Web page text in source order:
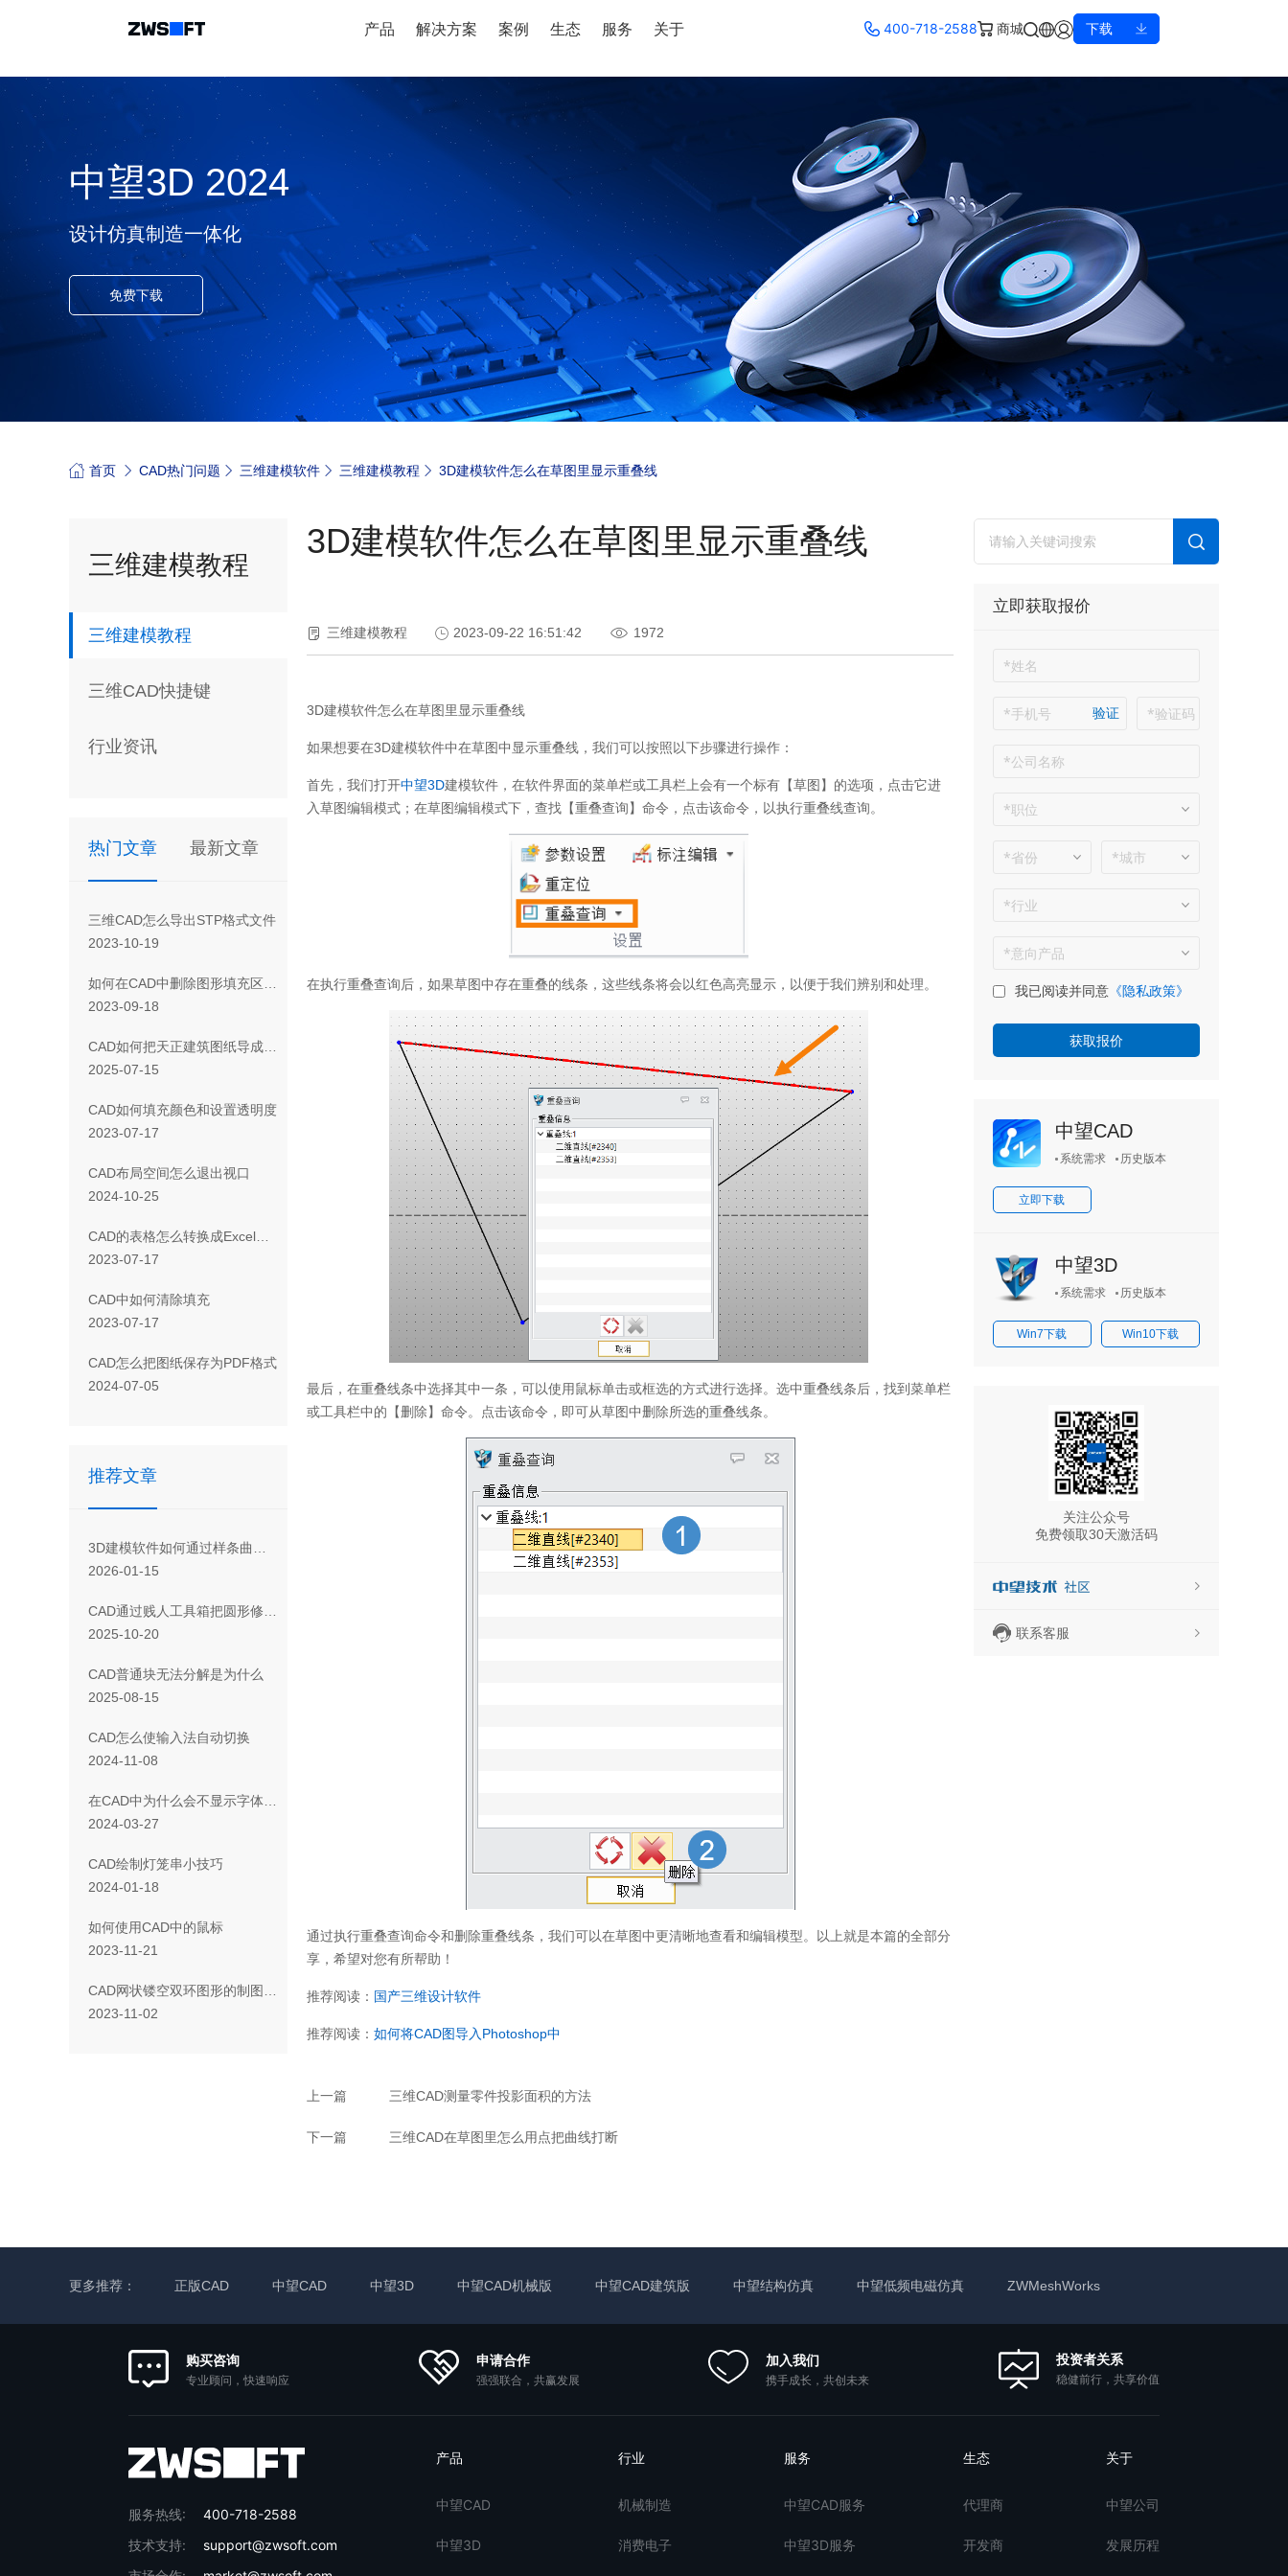
产品 解决方案 案例 生态 服务 关于 400-718-2588 商城 下载
中望3D 2024
设计仿真制造一体化
免费下载
首页 CAD热门问题 三维建模软件 三维建模教程 3D建模软件怎么在草图里显示重叠线
三维建模教程
三维建模教程
三维CAD快捷键
行业资讯
热门文章 最新文章
三维CAD怎么导出STP格式文件
2023-10-19
如何在CAD中删除图形填充区域的一部分
2023-09-18
CAD如何把天正建筑图纸导成天正T3/T8/T9格式版本
2025-07-15
CAD如何填充颜色和设置透明度
2023-07-17
CAD布局空间怎么退出视口
2024-10-25
CAD 的表格怎么转换成Excel表格
2023-07-17
CAD 中如何清除填充
2023-07-17
CAD怎么把图纸保存为PDF格式
2024-07-05
推荐文章
3D建模软件如何通过样条曲线完成局部剖
2026-01-15
CAD通过贱人工具箱把圆形修改为椭圆 的方法
2025-10-20
CAD普通块无法分解是为什么
2025-08-15
CAD怎么使输入法自动切换
2024-11-08
在CAD中为什么会不显示字体布局
2024-03-27
CAD绘制灯笼串小技巧
2024-01-18
如何使用CAD中的鼠标
2023-11-21
CAD网状镂空双环图形的制图方法
2023-11-02
3D建模软件怎么在草图里显示重叠线
三维建模教程 2023-09-22 16:51:42 1972
3D建模软件怎么在草图里显示重叠线
如果想要在3D建模软件中在草图中显示重叠线，我们可以按照以下步骤进行操作：
首先，我们打开中望3D建模软件，在软件界面的菜单栏或工具栏上会有一个标有【草图】的选项，点击它进
入草图编辑模式；在草图编辑模式下，查找【重叠查询】命令，点击该命令，以执行重叠线查询。
在执行重叠查询后，如果草图中存在重叠的线条，这些线条将会以红色高亮显示，以便于我们辨别和处理。
最后，在重叠线条中选择其中一条，可以使用鼠标单击或框选的方式进行选择。选中重叠线条后，找到菜单栏
或工具栏中的【删除】命令。点击该命令，即可从草图中删除所选的重叠线条。
通过执行重叠查询命令和删除重叠线条，我们可以在草图中更清晰地查看和编辑模型。以上就是本篇的全部分
享，希望对您有所帮助！
推荐阅读： 国产三维设计软件
推荐阅读： 如何将CAD图导入Photoshop中
上一篇 三维CAD测量零件投影面积的方法
下一篇 三维CAD在草图里怎么用点把曲线打断
立即获取报价
验证
我已阅读并同意 《隐私政策》
中望CAD
系统需求 历史版本
立即下载
中望3D
系统需求 历史版本
Win7下载 Win10下载
关注公众号
免费领取30天激活码
联系客服
更多推荐： 正版CAD 中望CAD 中望3D 中望CAD机械版 中望CAD建筑版 中望结构仿真 中望低频电磁仿真 ZWMeshWorks
购买咨询
专业顾问，快速响应
申请合作
强强联合，共赢发展
加入我们
携手成长，共创未来
投资者关系
稳健前行，共享价值
服务热线:
400-718-2588
技术支持:
support@zwsoft.com
产品
中望CAD
中望3D
行业
机械制造
消费电子
服务
中望CAD服务
中望3D服务
生态
代理商
开发商
关于
中望公司
发展历程